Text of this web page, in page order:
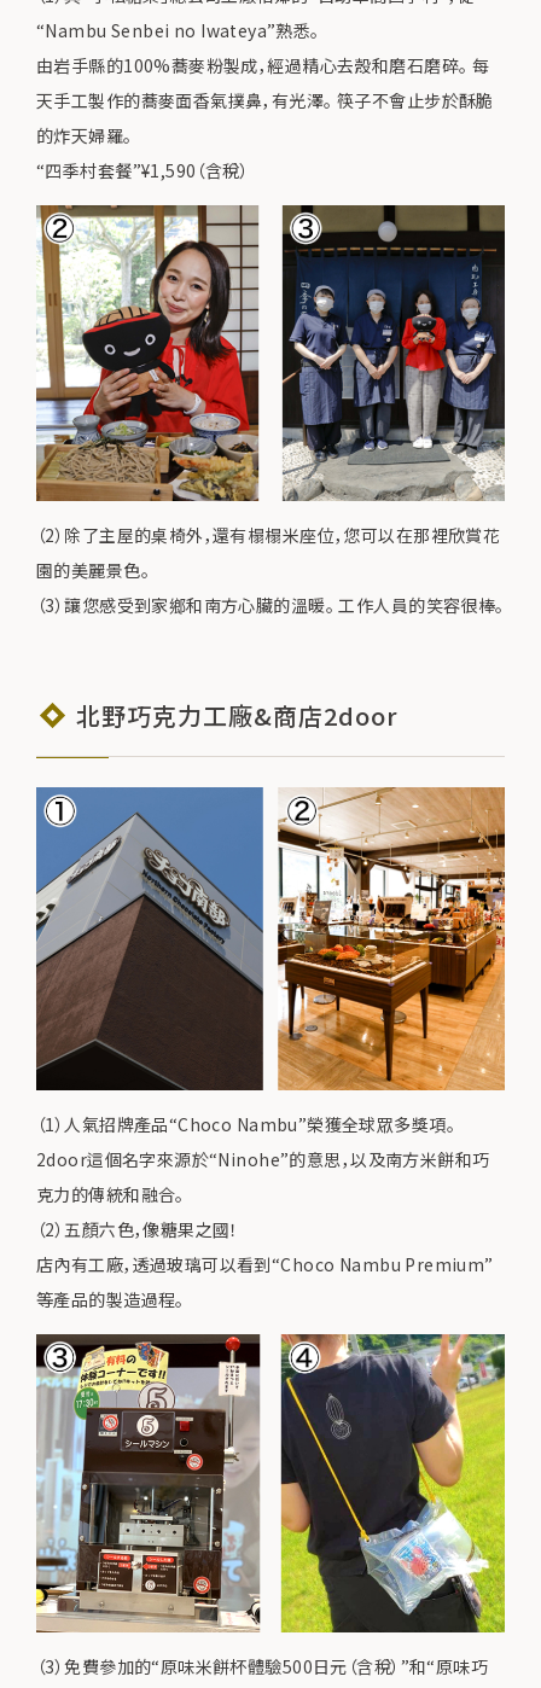
“Nambu Senbei no Iwateya”熟悉。
由岩手縣的100%蕎麥粉製成，經過精心去殼和磨石磨碎。 每
天手工製作的蕎麥面香氣撲鼻，有光澤。 筷子不會止步於酥脆
的炸天婦羅。
“四季村套餐”¥1,590（含稅）
（2）除了主屋的桌椅外，還有榻榻米座位，您可以在那裡欣賞花
園的美麗景色。
（3）讓您感受到家鄉和南方心臟的溫暖。 工作人員的笑容很棒。
北野巧克力工廠&商店2door
（1）人氣招牌產品“Choco Nambu”榮獲全球眾多獎項。
2door這個名字來源於“Ninohe”的意思，以及南方米餅和巧
克力的傳統和融合。
（2）五顏六色，像糖果之國！
店內有工廠，透過玻璃可以看到“Choco Nambu Premium”
等產品的製造過程。
（3）免費參加的“原味米餅杯體驗500日元（含稅）”和“原味巧